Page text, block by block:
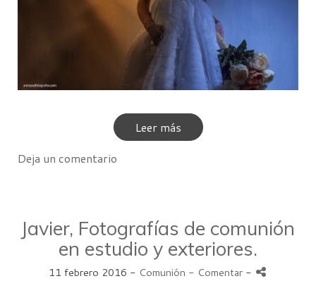
Leer más
Deja un comentario
Javier, Fotografías de comunión
en estudio y exteriores.
11 febrero 2016 - Comunión - Comentar -